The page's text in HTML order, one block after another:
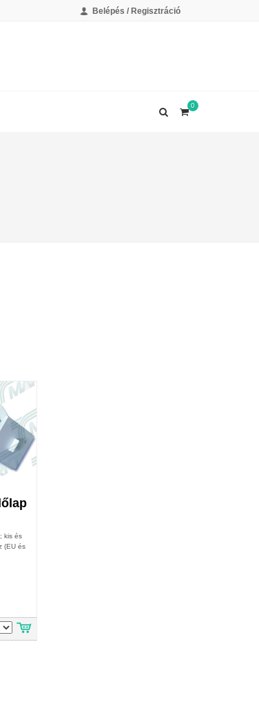
Belépés / Regisztráció
0
kis és
(EU és